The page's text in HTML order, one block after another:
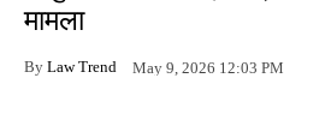
मामला
By Law Trend May 9, 2026 12:03 PM